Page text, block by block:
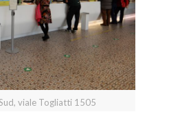
viale Togliatti 1505